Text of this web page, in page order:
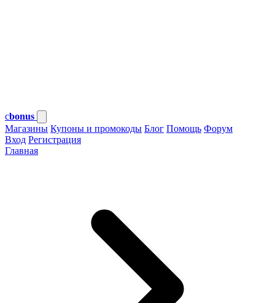
cbonus
Магазины Купоны и промокоды Блог Помощь Форум
Вход Регистрация
Главная